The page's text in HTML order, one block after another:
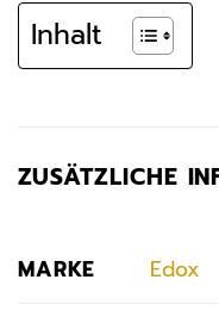
Inhalt
ZUSÄTZLICHE
MARKE Edox